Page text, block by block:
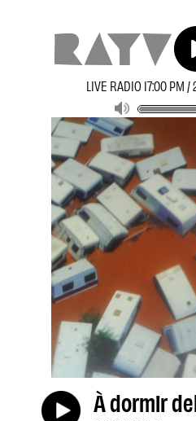
LIVE RADIO 17:00 PM
À dormir